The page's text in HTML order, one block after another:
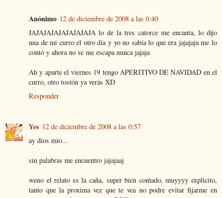
Anónimo 12 de diciembre de 2008 a las 0:40
JAJAJAJAJAJAJAJAJA lo de la tres catorce me encanta, lo dijo
una de mi curro el otro día y yo no sabía lo que era jajajaja me lo
contó y ahora no se me escapa nunca jajaja
Ah y aparte el viernes 19 tengo APERITIVO DE NAVIDAD en el
curro, otro tostón ya verás XD
Responder
Yes 12 de diciembre de 2008 a las 0:57
ay dios mio...
sin palabras me encuentro jajajaaj
weno el relato es la caña, super bien contado, muyyyy explicito,
tanto que la proxima vez que te vea no podre evitar fijarme en